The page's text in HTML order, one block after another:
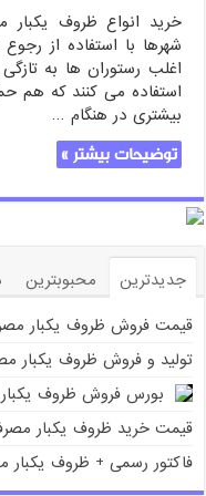
خرید انواع ظروف یکبار
شهرها با استفاده از
اغلب رستوران ها به
استفاده می کنند که هم
بیشتری در هنگام …
توضیحات بیشتر »
جدیدترین محبوبترین
قیمت فروش ظروف یکبار
تولید و فروش ظروف یکبار
بورس فروش ظروف یکبار
قیمت خرید ظروف یکبار
فاکتور رسمی + ظروف یکبار